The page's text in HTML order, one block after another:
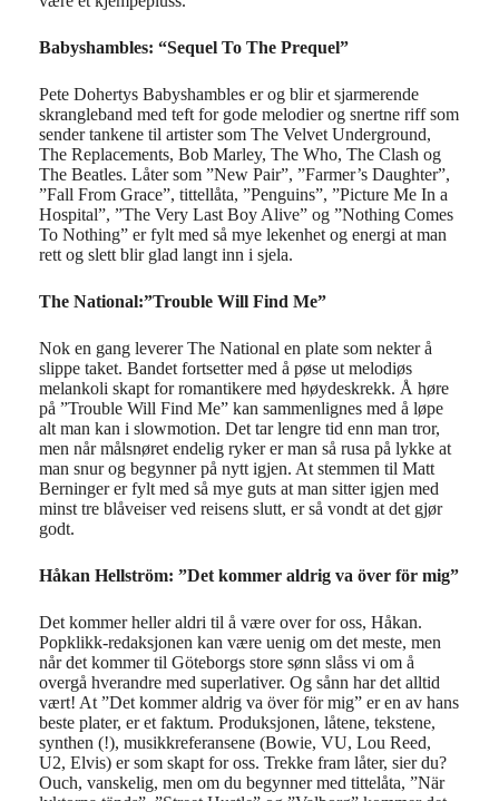
Babyshambles: “Sequel To The Prequel”
Pete Dohertys Babyshambles er og blir et sjarmerende
skrangleband med teft for gode melodier og snertne riff som
sender tankene til artister som The Velvet Underground,
The Replacements, Bob Marley, The Who, The Clash og
The Beatles. Låter som ”New Pair”, ”Farmer’s Daughter”,
”Fall From Grace”, tittellåta, ”Penguins”, ”Picture Me In a
Hospital”, ”The Very Last Boy Alive” og ”Nothing Comes
To Nothing” er fylt med så mye lekenhet og energi at man
rett og slett blir glad langt inn i sjela.
The National:”Trouble Will Find Me”
Nok en gang leverer The National en plate som nekter å
slippe taket. Bandet fortsetter med å pøse ut melodiøs
melankoli skapt for romantikere med høydeskrekk. Å høre
på ”Trouble Will Find Me” kan sammenlignes med å løpe
alt man kan i slowmotion. Det tar lengre tid enn man tror,
men når målsnøret endelig ryker er man så rusa på lykke at
man snur og begynner på nytt igjen. At stemmen til Matt
Berninger er fylt med så mye guts at man sitter igjen med
minst tre blåveiser ved reisens slutt, er så vondt at det gjør
godt.
Håkan Hellström: ”Det kommer aldrig va över för mig”
Det kommer heller aldri til å være over for oss, Håkan.
Popklikk-redaksjonen kan være uenig om det meste, men
når det kommer til Göteborgs store sønn slåss vi om å
overgå hverandre med superlativer. Og sånn har det alltid
vært! At ”Det kommer aldrig va över för mig” er en av hans
beste plater, er et faktum. Produksjonen, låtene, tekstene,
synthen (!), musikkreferansene (Bowie, VU, Lou Reed,
U2, Elvis) er som skapt for oss. Trekke fram låter, sier du?
Ouch, vanskelig, men om du begynner med tittelåta, ”När